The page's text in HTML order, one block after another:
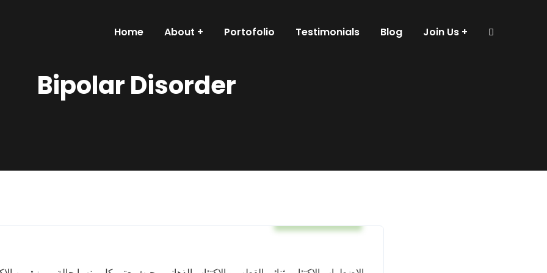
Home About Portofolio Testimonials Blog Join Us
Bipolar Disorder